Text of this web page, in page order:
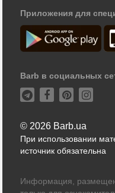
Приложения для
Barb в социальных
© 2026 Barb.ua
При использовании
источник обязательна
Информация,